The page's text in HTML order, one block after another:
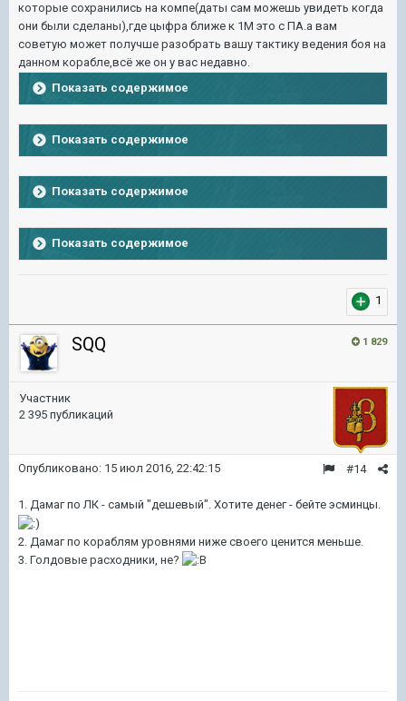
которые сохранились на компе(даты сам можешь увидеть когда
они были сделаны),где цыфра ближе к 1М это с ПА.а вам
советую может получше разобрать вашу тактику ведения боя на
данном корабле,всё же он у вас недавно.
Показать содержимое
Показать содержимое
Показать содержимое
Показать содержимое
1
1 829
SQQ
Участник
2 395 публикаций
#14
Опубликовано: 15 июл 2016, 22:42:15
1. Дамаг по ЛК - самый "дешевый". Хотите денег - бейте эсминцы.
2. Дамаг по кораблям уровнями ниже своего ценится меньше.
3. Голдовые расходники, не?